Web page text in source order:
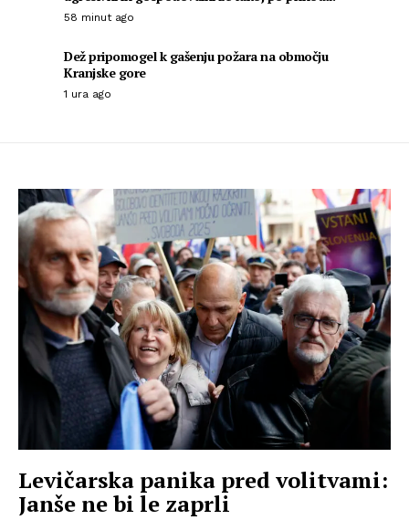
58 minut ago
Dež pripomogel k gašenju požara na območju
Kranjske gore
1 ura ago
Levičarska panika pred volitvami:
Janše ne bi le zaprli